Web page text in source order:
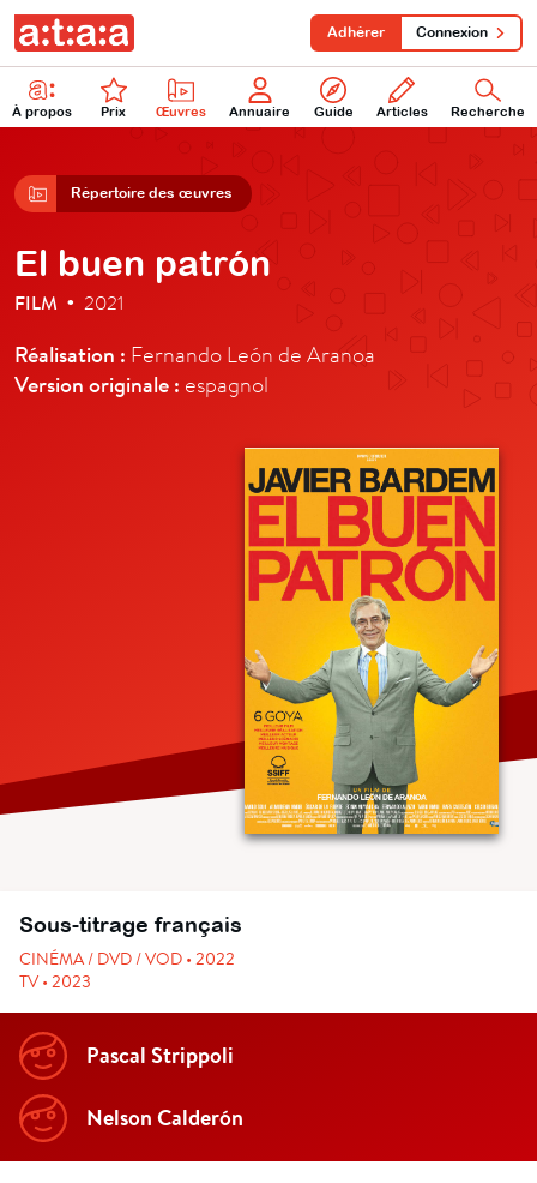
À propos Prix Œuvres Annuaire Guide Articles Recherche
Adhérer Connexion
Répertoire des œuvres
El buen patrón
FILM • 2021
Réalisation : Fernando León de Aranoa
Version originale : espagnol
Sous-titrage français
CINÉMA / DVD / VOD • 2022
TV • 2023
Pascal Strippoli
Nelson Calderón